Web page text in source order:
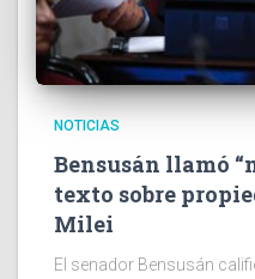
NOTICIAS
Bensusán llamó
texto sobre
Milei
El senador Bensusán